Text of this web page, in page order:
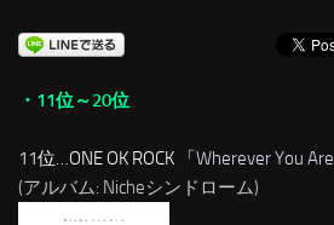
・11位～20位
11位…ONE OK ROCK 「Wherever You Are
(アルバム: Nicheシンドローム)